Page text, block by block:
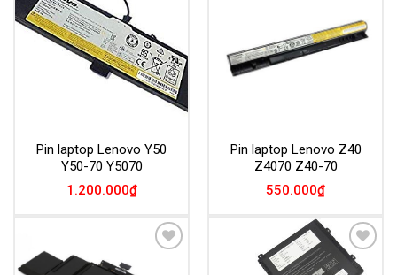
Pin laptop Lenovo Y50
Y50-70 Y5070
1.200.000₫
Pin laptop Lenovo Z40
Z4070 Z40-70
550.000₫
Add to